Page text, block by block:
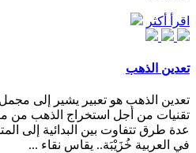
اقرأ أكثر
تعدين الذهب
تعدين الذهب هو تعبير يشير إلى
تقنيات من أجل استخراج الذهب من
عدة طرق تتفاوت بين البدائية إلى
في العربية خُزَيْبَة.. يقاس نقاء ...